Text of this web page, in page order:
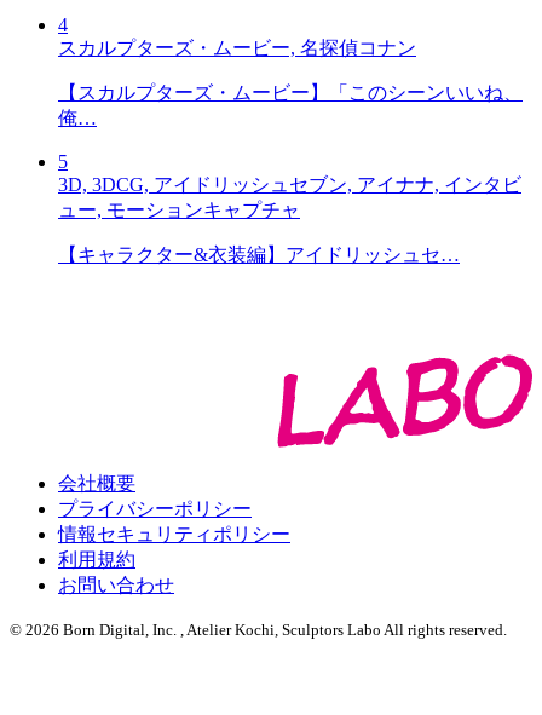
4
スカルプターズ・ムービー, 名探偵コナン
【スカルプターズ・ムービー】「このシーンいいね、
俺…
5
3D, 3DCG, アイドリッシュセブン, アイナナ, インタビ
ュー, モーションキャプチャ
【キャラクター&衣装編】アイドリッシュセ…
会社概要
プライバシーポリシー
情報セキュリティポリシー
利用規約
お問い合わせ
© 2026 Born Digital, Inc. , Atelier Kochi, Sculptors Labo All rights reserved.